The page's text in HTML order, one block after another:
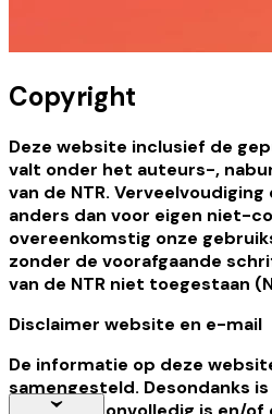
Copyright
Deze website inclusief de
valt onder het auteurs-,
van de NTR.
anders dan voor eigen niet-
overeenkomstig onze
zonder de voorafgaande
van de NTR niet toegestaan
Disclaimer website en e-mail
De informatie op deze
samengesteld. Desondanks